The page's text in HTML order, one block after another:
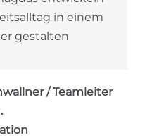
in einem
gestalten
/ Teamleiter